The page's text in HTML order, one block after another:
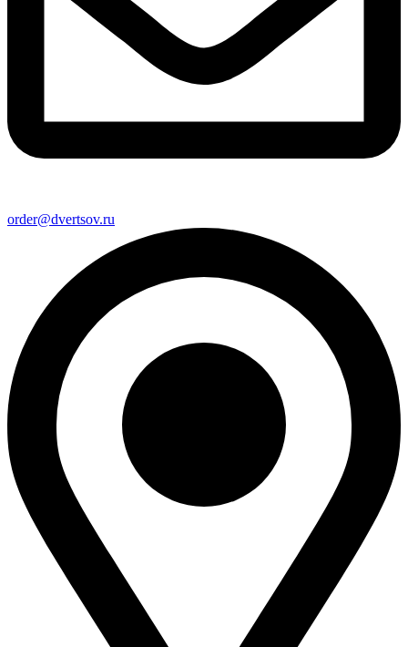
order@dvertsov.ru